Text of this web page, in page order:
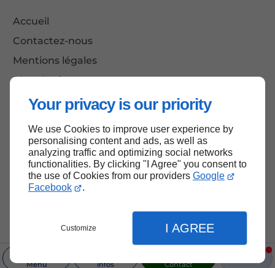
Your privacy is our priority
We use Cookies to improve user experience by
personalising content and ads, as well as
analyzing traffic and optimizing social networks
functionalities. By clicking "I Agree" you consent to
the use of Cookies from our providers Google
Facebook
.
Customize I AGREE
Menu Infos Contact
Accueil
Contactez-nous
Mentions légales
Plan du site
Haut de page